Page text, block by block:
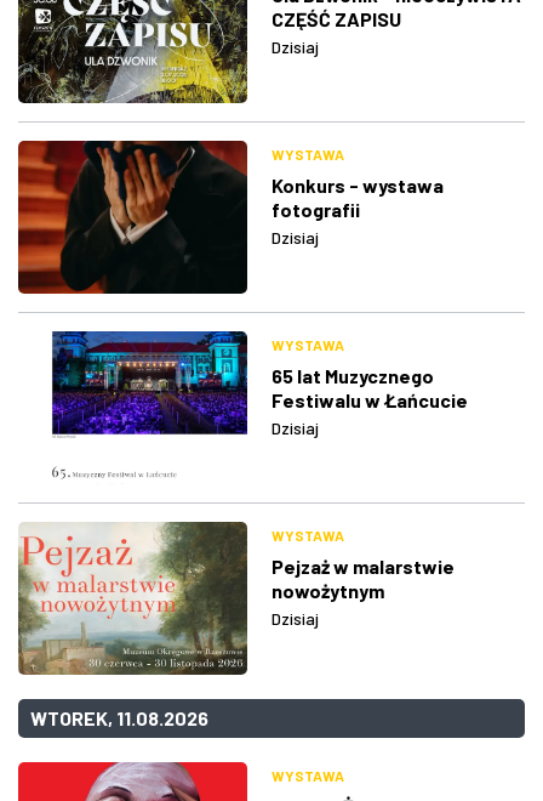
CZĘŚĆ ZAPISU
Dzisiaj
WYSTAWA
Konkurs - wystawa
fotografii
Dzisiaj
WYSTAWA
65 lat Muzycznego
Festiwalu w Łańcucie
Dzisiaj
WYSTAWA
Pejzaż w malarstwie
nowożytnym
Dzisiaj
WTOREK, 11.08.2026
WYSTAWA